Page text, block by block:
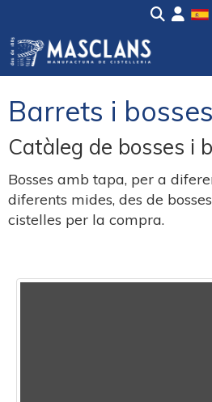
Barrets i bosses
Catàleg de bosses i
Bosses amb tapa, per a
diferents mides, des de
cistelles per la compra.